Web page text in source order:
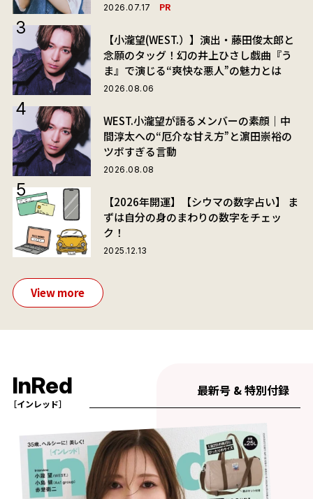
2026.07.17 PR
【小瀧望(WEST.）】演出・藤田俊太郎と
念願のタッグ！幻の井上ひさし戯曲『う
ま』で演じる“爽快な悪人”の魅力とは
2026.08.06
WEST.小瀧望が語るメンバーの素顔｜中
間淳太への“厄介な甘え方”と濵田崇裕の
ツボすぎる言動
2026.08.08
【2026年開運】【シウマの数字占い】 ま
ずは自分の身のまわりの数字をチェッ
ク！
2025.12.13
View more
InRed
［インレッド］
最新号 & 特別付録